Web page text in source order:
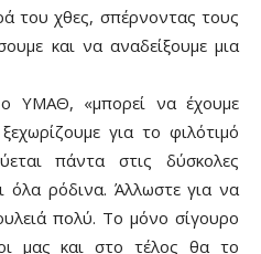
του χθες, σπέρνοντας τους
και να αναδείξουμε μια
ΥΜΑΘ, «μπορεί να έχουμε
για το φιλότιμό
πάντα στις δύσκολες
όλα ρόδινα. Άλλωστε για να
πολύ. Το μόνο σίγουρο
μας και στο τέλος θα το